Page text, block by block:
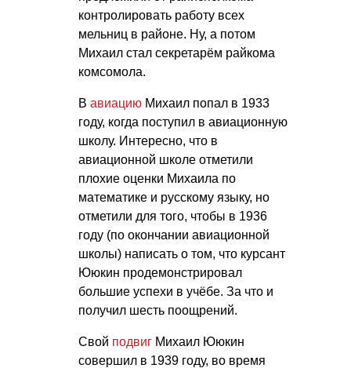
контролировать работу всех
мельниц в районе. Ну, а потом
Михаил стал секретарём райкома
комсомола.
В авиацию Михаил попал в 1933
году, когда поступил в авиационную
школу. Интересно, что в
авиационной школе отметили
плохие оценки Михаила по
математике и русскому языку, но
отметили для того, чтобы в 1936
году (по окончании авиационной
школы) написать о том, что курсант
Ююкин продемонстрировал
большие успехи в учёбе. За что и
получил шесть поощрений.
Свой подвиг Михаил Ююкин
совершил в 1939 году, во время